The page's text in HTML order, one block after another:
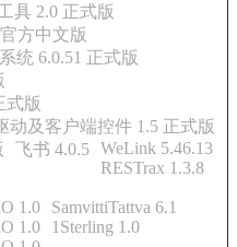
具 2.0 正式版
方中文版
统 6.0.51 正式版
式版
及客户端控件 1.5 正式版
飞书 4.0.5 WeLink 5.46.13
RESTrax 1.3.8
1.0
SamvittiTattva 6.1
1.0
1Sterling 1.0